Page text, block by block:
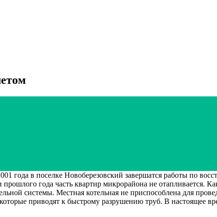
в поселке Новоберезовский завершатся работы по
прошлого года часть квартир микрорайона не
системы. Местная котельная не приспособлена для
приводят к быстрому разрушению труб. В настоящее